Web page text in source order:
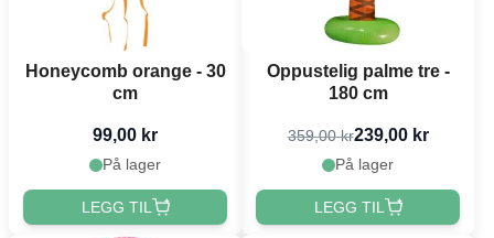
Honeycomb orange - 30
cm
99,00 kr
På lager
LEGG TIL
Oppustelig palme tre -
180 cm
359,00 kr239,00 kr
På lager
LEGG TIL